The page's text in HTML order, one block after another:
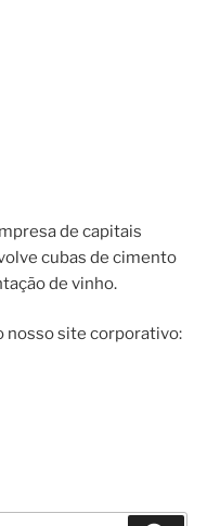
de capitais
cubas de cimento
de vinho.
nosso site corporativo: